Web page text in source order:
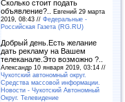
Сколько стоит подать
объявление?.. Евгений 29 марта
2019, 08:43 // Федеральные -
Российская Газета (RG.RU)
Добрый день.Есть желание
дать рекламу на Вашем
телеканале.Это возможно ?..
Александр 10 января 2019, 03:14 //
Чукотский автономный округ.
Средства массовой информации.
Новости - Чукотский Автономный
Округ. Телевидение